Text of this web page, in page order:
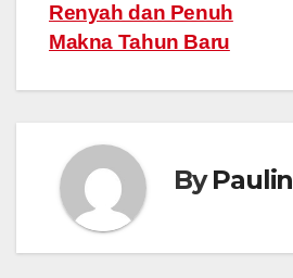
Renyah dan Penuh
Makna Tahun Baru
ByPaulin